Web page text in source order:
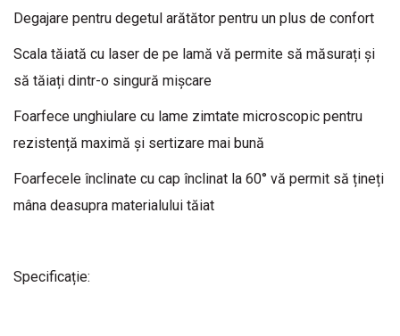
Degajare pentru degetul arătător pentru un plus de confort
Scala tăiată cu laser de pe lamă vă permite să măsurați și
să tăiați dintr-o singură mișcare
Foarfece unghiulare cu lame zimtate microscopic pentru
rezistență maximă și sertizare mai bună
Foarfecele înclinate cu cap înclinat la 60° vă permit să țineți
mâna deasupra materialului tăiat
Specificație: